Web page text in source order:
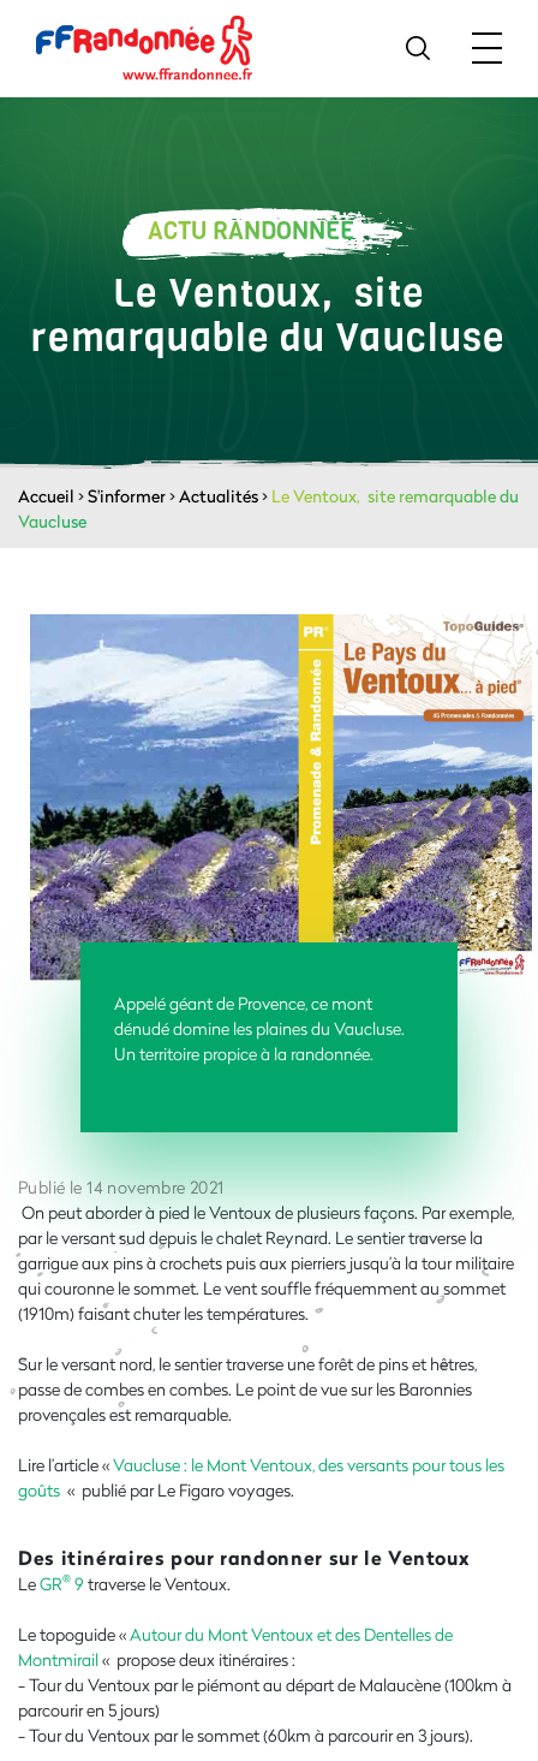
ACTU RANDONNÉE
Le Ventoux, site
remarquable du Vaucluse
Accueil >S'informer>Actualités> Le Ventoux, site remarquable du
Vaucluse
Appelé géant de Provence, ce mont
dénudé domine les plaines du Vaucluse.
Un territoire propice à la randonnée.
Publié le 14 novembre 2021
On peut aborder à pied le Ventoux de plusieurs façons. Par exemple,
par le versant sud depuis le chalet Reynard. Le sentier traverse la
garrigue aux pins à crochets puis aux pierriers jusqu’à la tour militaire
qui couronne le sommet. Le vent souffle fréquemment au sommet
(1910m) faisant chuter les températures.
Sur le versant nord, le sentier traverse une forêt de pins et hêtres,
passe de combes en combes. Le point de vue sur les Baronnies
provençales est remarquable.
Lire l’article «Vaucluse : le Mont Ventoux, des versants pour tous les
goûts « publié par Le Figaro voyages.
Des itinéraires pour randonner sur le Ventoux
LeGR® 9 traverse le Ventoux.
Le topoguide «Autour du Mont Ventoux et des Dentelles de
Montmirail« propose deux itinéraires :
- Tour du Ventoux par le piémont au départ de Malaucène (100km à
parcourir en 5 jours)
- Tour du Ventoux par le sommet (60km à parcourir en 3 jours).